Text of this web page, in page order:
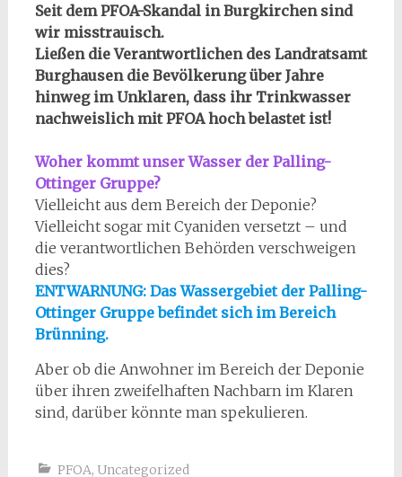
Seit dem PFOA-Skandal in Burgkirchen sind
wir misstrauisch.
Ließen die Verantwortlichen des Landratsamt
Burghausen die Bevölkerung über Jahre
hinweg im Unklaren, dass ihr Trinkwasser
nachweislich mit PFOA hoch belastet ist!
Woher kommt unser Wasser der Palling-
Ottinger Gruppe?
Vielleicht aus dem Bereich der Deponie?
Vielleicht sogar mit Cyaniden versetzt – und
die verantwortlichen Behörden verschweigen
dies?
ENTWARNUNG: Das Wassergebiet der Palling-
Ottinger Gruppe befindet sich im Bereich
Brünning.
Aber ob die Anwohner im Bereich der Deponie
über ihren zweifelhaften Nachbarn im Klaren
sind, darüber könnte man spekulieren.
PFOA, Uncategorized